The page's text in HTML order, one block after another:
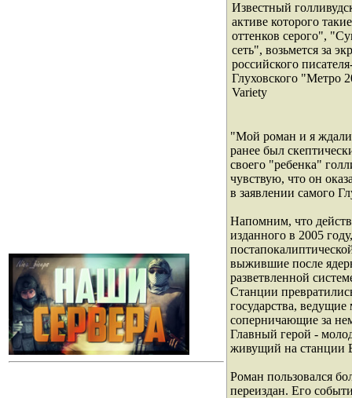
Известный
активе которого
оттенков серого",
сеть", возьмется за
российского
Глуховского "Метро
Variety
"Мой роман и я ждали
ранее был
своего "ребенка"
чувствую, что он
в заявлении самого
Напомним, что
изданного в 2005
выжившие после
разветвленной
Станции
государства,
соперничающие за
Главный герой -
живущий на
Роман пользовался
переиздан. Его